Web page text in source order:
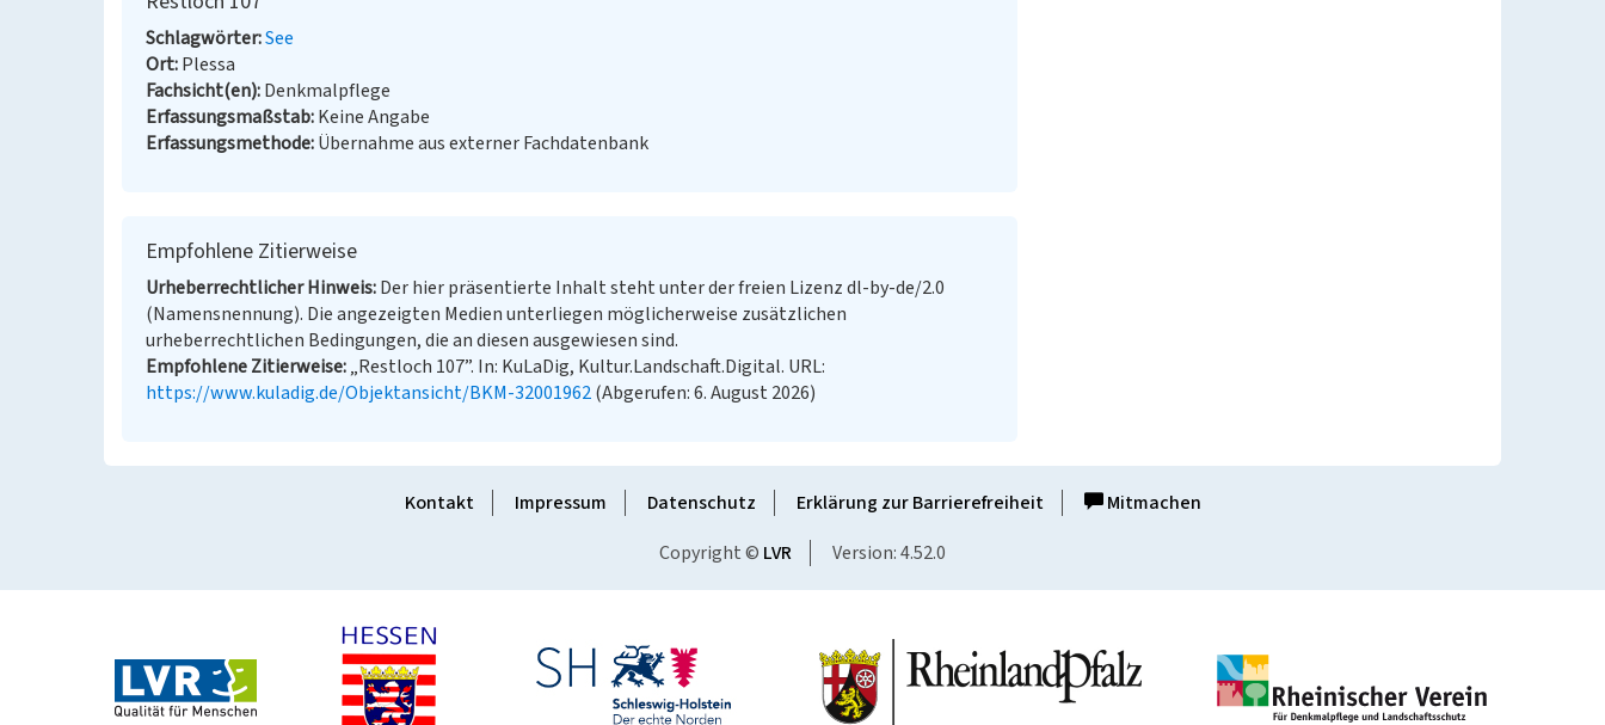
Schlagwörter See
Ort Plessa
Fachsicht(en) Denkmalpflege
Erfassungsmaßstab Keine Angabe
Erfassungsmethode Übernahme aus externer Fachdatenbank
Empfohlene Zitierweise
Urheberrechtlicher Hinweis Der hier präsentierte Inhalt steht unter der freien Lizenz dl-by-de/2.0
(Namensnennung). Die angezeigten Medien unterliegen möglicherweise zusätzlichen
urheberrechtlichen Bedingungen, die an diesen ausgewiesen sind.
Empfohlene Zitierweise „Restloch 107”. In: KuLaDig, Kultur.Landschaft.Digital. URL:
https://www.kuladig.de/Objektansicht/BKM-32001962(Abgerufen: 6. August 2026)
Kontakt Impressum Datenschutz Erklärung zur Barrierefreiheit
Mitmachen
Copyright © LVR Version: 4.52.0